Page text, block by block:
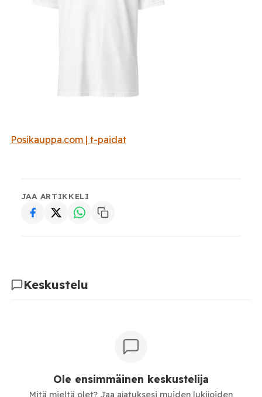
Posikauppa.com | t-paidat
JAA ARTIKKELI
Keskustelu
Ole ensimmäinen keskustelija
Mitä mieltä olet? Jaa ajatuksesi muiden lukijoiden